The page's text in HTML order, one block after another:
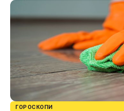
ГОРОСКОПИ